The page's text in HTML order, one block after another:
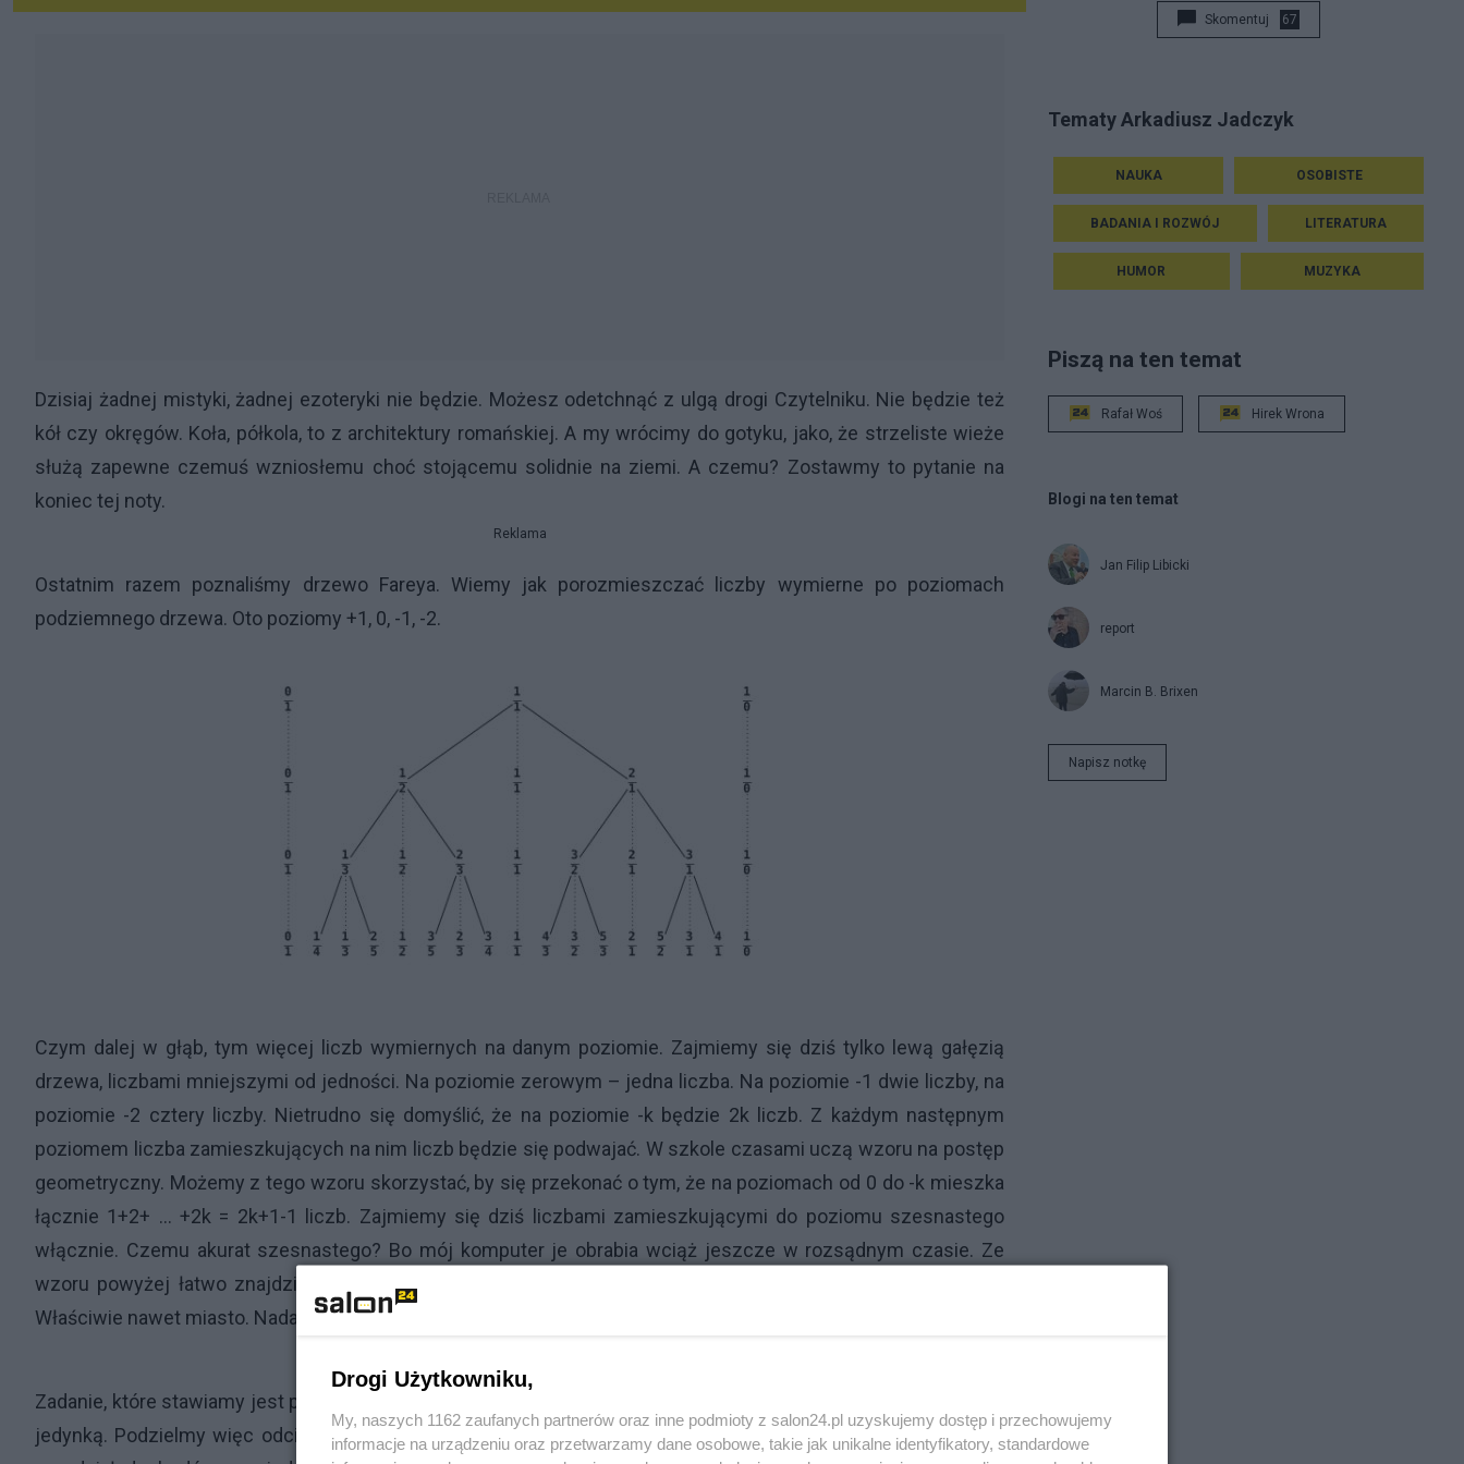
Dzisiaj żadnej mistyki, żadnej ezoteryki nie będzie. Możesz odetchnąć z ulgą drogi Czytelniku. Nie będzie też
kół czy okręgów. Koła, półkola, to z architektury romańskiej. A my wrócimy do gotyku, jako, że strzeliste wieże
służą zapewne czemuś wzniosłemu choć stojącemu solidnie na ziemi. A czemu? Zostawmy to pytanie na
koniec tej noty.
Reklama
Ostatnim razem poznaliśmy drzewo Fareya. Wiemy jak porozmieszczać liczby wymierne po poziomach
podziemnego drzewa. Oto poziomy +1, 0, -1, -2.
Czym dalej w głąb, tym więcej liczb wymiernych na danym poziomie. Zajmiemy się dziś tylko lewą gałęzią
drzewa, liczbami mniejszymi od jedności. Na poziomie zerowym – jedna liczba. Na poziomie -1 dwie liczby, na
poziomie -2 cztery liczby. Nietrudno się domyślić, że na poziomie -k będzie 2k liczb. Z każdym następnym
poziomem liczba zamieszkujących na nim liczb będzie się podwajać. W szkole czasami uczą wzoru na postęp
geometryczny. Możemy z tego wzoru skorzystać, by się przekonać o tym, że na poziomach od 0 do -k mieszka
łącznie 1+2+ ... +2k = 2k+1-1 liczb. Zajmiemy się dziś liczbami zamieszkującymi do poziomu szesnastego
włącznie. Czemu akurat szesnastego? Bo mój komputer je obrabia wciąż jeszcze w rozsądnym czasie. Ze
wzoru powyżej łatwo znajdziemy, że nasza populacja liczy sobie 217-1 = 131071 liczb. Niezłe miasteczko.
Właściwie nawet miasto. Nadaje się do badań statystycznych.
Zadanie, które stawiamy jest proste: mamy do zbadania ponad sto tysięcy liczb wymiernych pomiędzy zerem a
jedynką. Podzielmy więc odcinek między zerem a jedynką na N równych przedziałów, powiedzmy, że jest to
Skomentuj 67
Tematy Arkadiusz Jadczyk
NAUKA OSOBISTE
BADANIA I ROZWÓJ LITERATURA
HUMOR MUZYKA
Piszą na ten temat
Rafał Woś Hirek Wrona
Blogi na ten temat
Jan Filip Libicki
report
Marcin B. Brixen
Napisz notkę
Drogi Użytkowniku,
My, naszych 1162 zaufanych partnerów oraz inne podmioty z salon24.pl uzyskujemy dostęp i przechowujemy
informacje na urządzeniu oraz przetwarzamy dane osobowe, takie jak unikalne identyfikatory, standardowe